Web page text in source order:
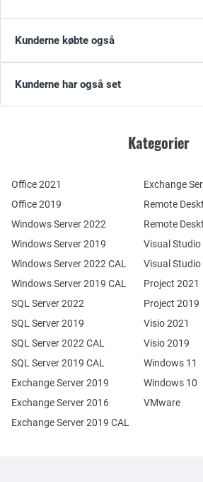
Kunderne købte også
Kunderne har også set
Kategorier
Office 2021
Office 2019
Windows Server 2022
Windows Server 2019
Exchange Server 2019
Exchange Server 2016
SQL Server 2022
SQL Server 2019
Windows Server 2022 CAL
Windows Server 2019 CAL
SQL Server 2022 CAL
SQL Server 2019 CAL
Remote
Remote
Exchange Server 2019 CAL
Exchange
Visual Studio
Visual Studio
Project 2021
Project 2019
Visio 2021
Visio 2019
Windows 11
Windows 10
VMware